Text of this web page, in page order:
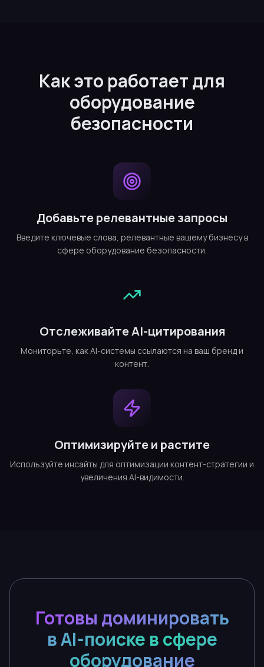
Как это работает для
оборудование
безопасности
Добавьте релевантные запросы
Введите ключевые слова, релевантные вашему бизнесу в
сфере оборудование безопасности.
Отслеживайте AI-цитирования
Мониторьте, как AI-системы ссылаются на ваш бренд и
контент.
Оптимизируйте и растите
Используйте инсайты для оптимизации контент-стратегии и
увеличения AI-видимости.
Готовы доминировать
в AI-поиске в сфере
оборудование